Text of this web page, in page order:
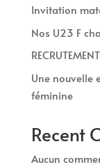
Invitation
Nos U23 F
Une nouvelle
féminine
Recent
Aucun